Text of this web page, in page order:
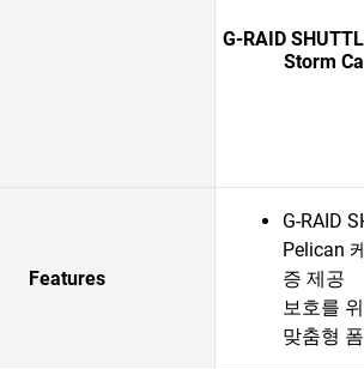
G-RAID
Storm
Features
G-RAID
Pelican
증 제공
보호를
맞춤형 폼